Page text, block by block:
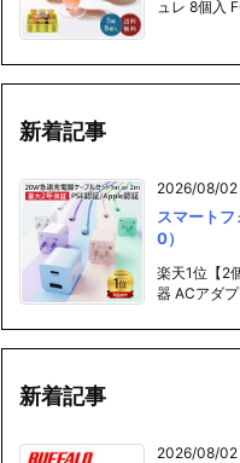
ュレ 8個入
新着記事
2026/08/02
スマート
0）
楽天1位【2
器 ACアダ
新着記事
2026/08/02